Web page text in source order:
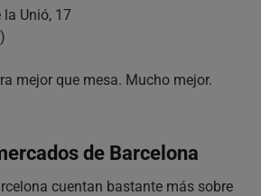
la Unió, 17
mejor que mesa. Mucho mejor.
de Barcelona
cuentan bastante más sobre